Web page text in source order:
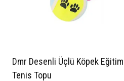
Dmr Desenli Üçlü Köpek Eğitim
Tenis Topu